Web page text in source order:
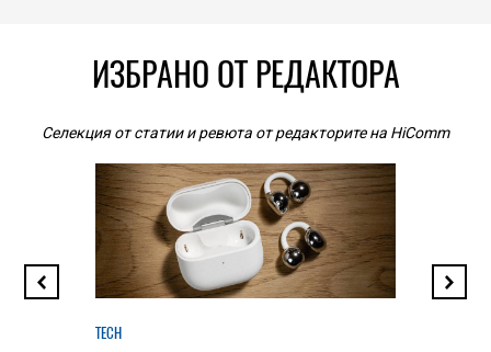
ИЗБРАНО ОТ РЕДАКТОРА
Селекция от статии и ревюта от редакторите на HiComm
TECH